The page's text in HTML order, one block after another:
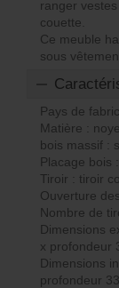
ranger
couette.
Ce meuble
sous
Pays de
Matière :
bois massif :
Placage bois
Tiroir : tiroir
Ouverture
Nombre de
Dimensions
x profondeur
Dimensions
profondeur